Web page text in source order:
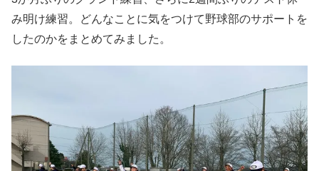
み明け練習。どんなことに気をつけて野球部のサポートを
したのかをまとめてみました。